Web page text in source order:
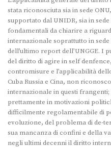
stata riconosciuta sia in sede
supportato dal UNIDR, sia in
fondamentali da chiarire a
internazionale soprattutto in
dell’ultimo report dell’UNGGE. I
del diritto di agire in self
contromisure e l’applicabilità
Cuba Russia e Cina, non
internazionale in questi
prettamente in motivazioni
difficilmente regolamentabile di
evoluzione, del problema di de-
sua mancanza di confini e della
negli ultimi decenni il diritto